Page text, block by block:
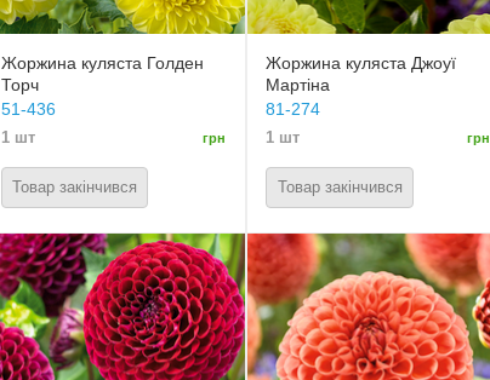
Жоржина куляста Голден
Торч
51-436
1 шт грн
Товар закінчився
Жоржина куляста Джоуї
Мартіна
81-274
1 шт грн
Товар закінчився